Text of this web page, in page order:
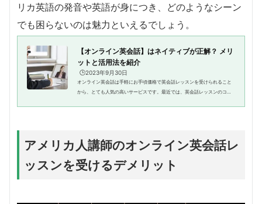
リカ英語の発音や英語が身につき、どのようなシーン
でも困らないのは魅力といえるでしょう。
【オンライン英会話】はネイティブが正解？ メリ
ットと活用法を紹介
🕒️2023年9月30日
オンライン英会話は手軽にお手頃価格で英会話レッスンを受けられること
から、とても人気の高いサービスです。最近では、英会話レッスンのコー
アメリカ人講師のオンライン英会話レ
ッスンを受けるデメリット